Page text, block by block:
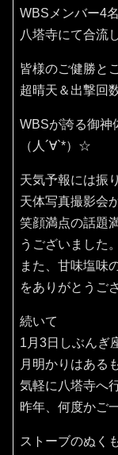
WBSメンバー4
八塔寺にて合流
皆様のご健勝と
超晴天＆出撃回
WBSが誇る御神
（人´∀`*）☆
天気予報には振
天体写真撮影会
笑顔満点の話題
うございました。
また、甘味塩味
をありがとうご
続いて
1月3日しぶんぎ
月明かりはある
気軽に八塔寺へ
昨年、何度かご
ストーブのぬく